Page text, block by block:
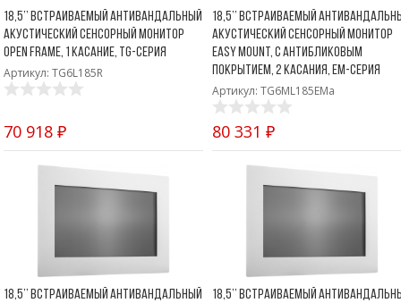
18,5’’ Встраиваемый антивандальный
акустический сенсорный монитор
Open Frame, 1 касание, TG-серия
Артикул: TG6L185R
70 918 ₽
18,5’’ Встраиваемый
акустический сенсорный монитор
Easy Mount, с антибликовым
покрытием, 2 касания, EM-серия
Артикул: TG6ML185EMa
80 331 ₽
18,5’’ Встраиваемый антивандальный
18,5’’ Встраиваемый